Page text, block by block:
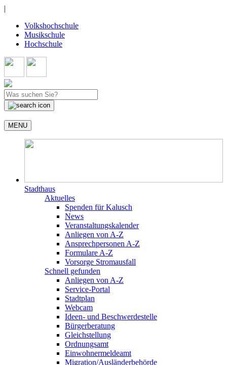
|
Volkshochschule
Musikschule
Hochschule
MENU
Stadthaus
Aktuelles
Spenden für Kalusch
News
Veranstaltungskalender
Anliegen von A-Z
Ansprechpersonen A-Z
Formulare A-Z
Vorsorge Stromausfall
Schnell gefunden
Anliegen von A-Z
Service-Portal
Stadtplan
Webcam
Ideen- und Beschwerdestelle
Bürgerberatung
Gleichstellung
Ordnungsamt
Einwohnermeldeamt
Migration/Ausländerbehörde